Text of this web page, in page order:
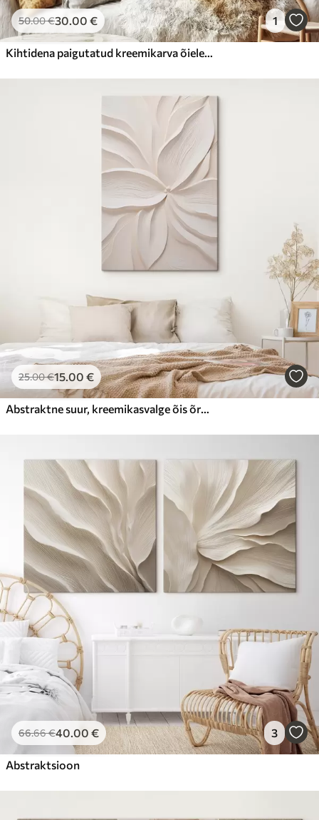
50.00€30.00 € 1
Kihtidena paigutatud kreemikarva õielehed, mis moodustavad abstraktseid lillekujundeid, tekstuurne kunstiteos
25.00€15.00 €
Abstraktne suur, kreemikasvalge õis õrnad, kihiliste kroonlehtedega
66.66€40.00 € 3
Abstraktsioon